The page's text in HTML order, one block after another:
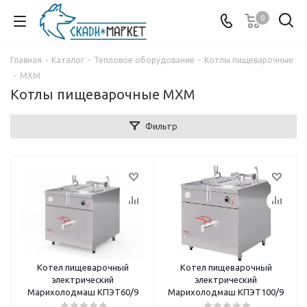
0
Главная - Каталог - Тепловое оборудование - Котлы пищеварочные
- МХМ
Котлы пищеварочные МХМ
Фильтр
Котел пищеварочный
электрический
Марихолодмаш КПЭТ60/9
Котел пищеварочный
электрический
Марихолодмаш КПЭТ100/9